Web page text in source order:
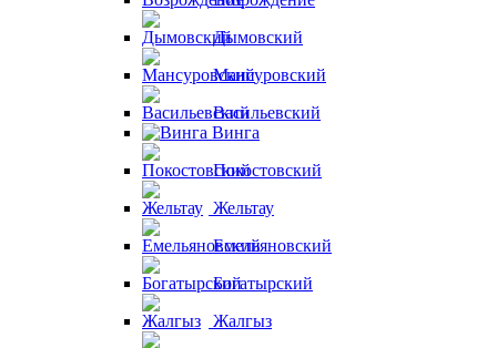
Дымовский
Мансуровский
Васильевский
Винга
Покостовский
Жельтау
Емельяновский
Богатырский
Жалгыз